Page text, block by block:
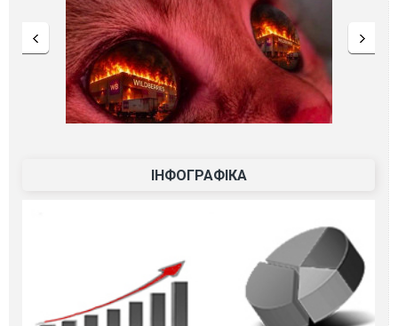
ІНФОГРАФІКА